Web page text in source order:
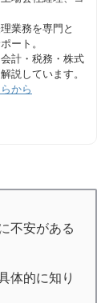
業務を専門と
ート。
計・税務・株式
説しています。
から
不安がある
体的に知り